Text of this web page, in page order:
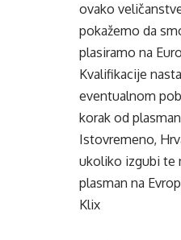
ovako
pokažemo da
plasiramo na
Kvalifikacije
eventualnom
korak od
Istovremeno,
ukoliko izgubi te
plasman na
Klix